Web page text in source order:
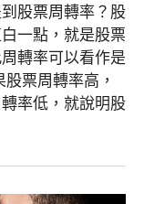
股票周轉率？股
一點，就是股票
轉率可以看作是
票周轉率高，
率低，就說明股